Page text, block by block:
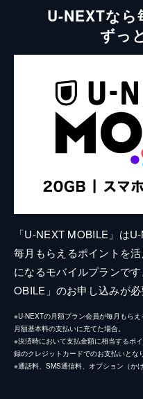
U-NEXTな
ずっ
「U-NEXT MOBILE」は
毎月もらえるポイントを
になるモバイルプランで
OBILE」のお申し込みが必
※U-NEXTの月額プラン会員が毎月もら
月額基本料の支払いに充てた場合。
※決済時において支払金額に相当するポ
録のクレジットカードでのお支払いとな
※通話料、SMS通信料、オプション（か